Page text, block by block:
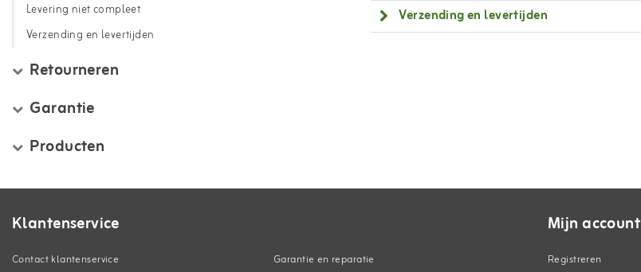
Levering niet compleet
Verzending en levertijden
Retourneren
Garantie
Producten
Verzending en levertijden
Klantenservice
Contact klantenservice Garantie en reparatie
Mijn account
Registreren